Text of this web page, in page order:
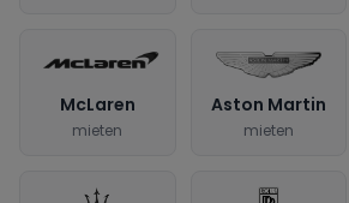
McLaren
mieten
Aston Martin
mieten